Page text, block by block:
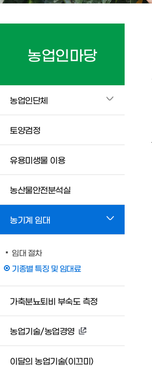
농업인마당
농업인단체
토양검정
유용미생물 이용
농산물안전분석실
농기계 임대
임대 절차
기종별 특징 및 임대료
가축분뇨퇴비 부숙도 측정
농업기술/농업경영
이달의 농업기술(이끄미)